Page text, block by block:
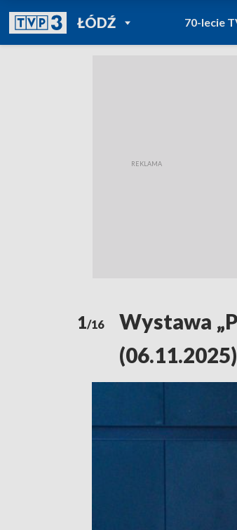
ŁÓDŹPOWRÓT DO
TVP REGIONY
70-lecie
1/16
Wystawa
(06.11.2025)